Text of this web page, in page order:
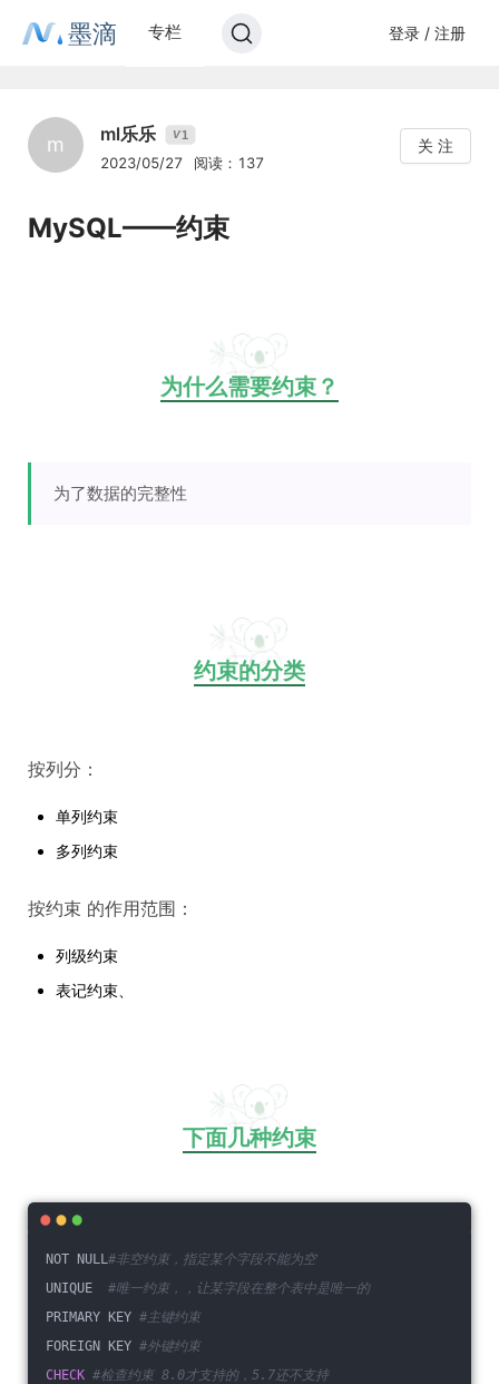
墨滴 专栏 登录 / 注册
m ml乐乐 V1
2023/05/27 阅读：137
关 注
MySQL——约束
为什么需要约束？
为了数据的完整性
约束的分类
按列分：
单列约束
多列约束
按约束 的作用范围：
列级约束
表记约束、
下面几种约束
NOT NULL#非空约束，指定某个字段不能为空
UNIQUE #唯一约束，，让某字段在整个表中是唯一的
PRIMARY KEY #主键约束
FOREIGN KEY #外键约束
CHECK #检查约束 8.0才支持的，5.7还不支持